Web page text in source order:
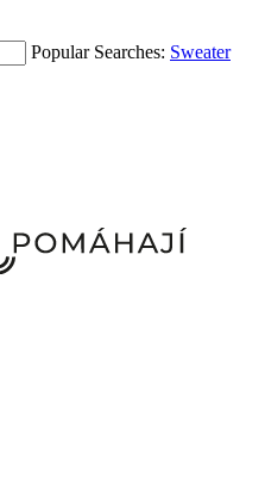
Popular Searches: Sweater